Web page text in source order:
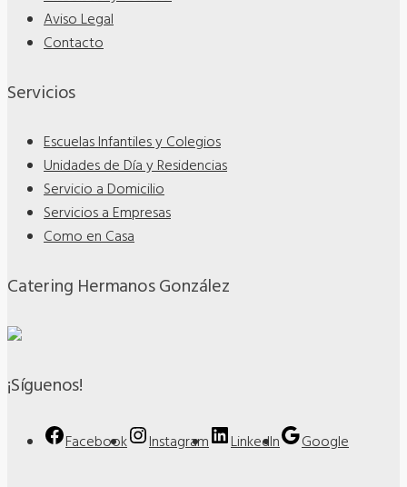
Aviso Legal
Contacto
Servicios
Escuelas Infantiles y Colegios
Unidades de Día y Residencias
Servicio a Domicilio
Servicios a Empresas
Como en Casa
Catering Hermanos González
¡Síguenos!
Facebook Instagram LinkedIn Google